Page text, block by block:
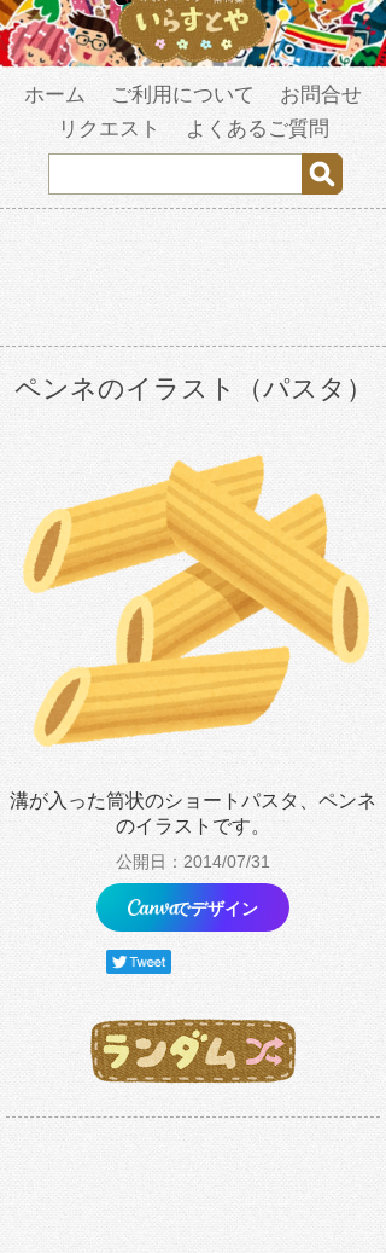
ホーム ご利用について
お問合せ
リクエスト
よくあるご質問
ペンネのイラスト（パスタ）
溝が入った筒状のショートパスタ、ペンネ
のイラストです。
公開日：2014/07/31
でデザイン